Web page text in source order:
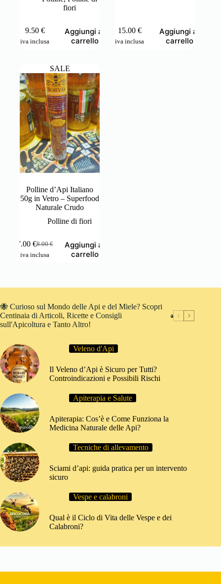
fiori
9.50 €
iva inclusa
Aggiungi al
carrello
15.00 €
iva inclusa
Aggiungi al
carrello
SALE
Polline d’Api Italiano
50g in Vetro – Superfood
Naturale Crudo
Polline di fiori
8.00€
Il
prezzo
7.00 €Il
prezzo
iva inclusa
Aggiungi al
carrello
🐝 Curioso sul Mondo delle Api e del Miele? Scopri
Centinaia di Articoli, Ricette e Consigli
sull'Apicoltura e Tanto Altro!
Veleno d'Api
Il Veleno d’Api è Sicuro per Tutti?
Controindicazioni e Possibili Rischi
Apiterapia e Salute
Apiterapia: Cos’è e Come Funziona la
Medicina Naturale delle Api?
Tecniche di allevamento
Sciami d’api: guida pratica per un intervento
sicuro
Vespe e calabroni
Qual è il Ciclo di Vita delle Vespe e dei
Calabroni?